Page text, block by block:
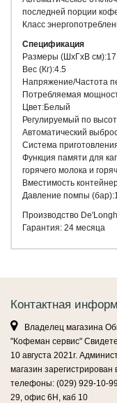
последней порции
Класс
Спецификация
Размеры (ШxГxВ
Вес (Кг):4.5
Напряжение/Частота
Потребляемая
Цвет:Белый
Регулируемый по
Автоматический
Система
Функция памяти для
горячего молока и
Вместимость
Давление помпы
Производство
Гарантия: 24 месяца
Контактная
Владелец магазина
"Кофеман сервис"
10 августа 2021г.
магазин
телефоны: (029) 929-10-
29, офис 6Н, каб 10